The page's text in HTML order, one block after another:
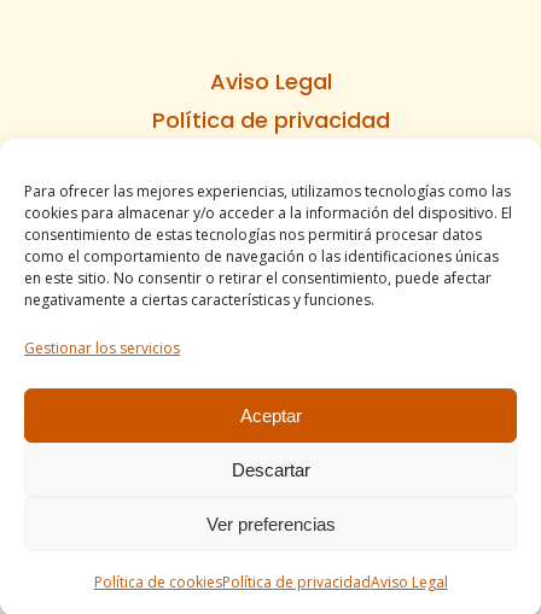
Para ofrecer las mejores experiencias, utilizamos tecnologías como las
cookies para almacenar y/o acceder a la información del dispositivo. El
consentimiento de estas tecnologías nos permitirá procesar datos
como el comportamiento de navegación o las identificaciones únicas
en este sitio. No consentir o retirar el consentimiento, puede afectar
negativamente a ciertas características y funciones.
Gestionar los servicios
Aceptar
Descartar
Ver preferencias
Política de cookiesPolítica de privacidadAviso Legal
Aviso Legal
Política de privacidad
Informe de accesibilidad
Condiciones de venta
Mapa del sitio
comercial@apirossend.com